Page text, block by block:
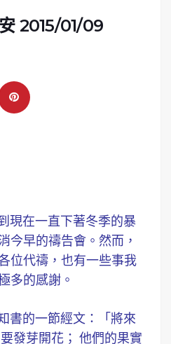
2015/01/09
現在一直下著冬季的暴
今早的禱告會。然而，
位代禱，也有一些事我
多的感謝。
書的一節經文：「將來
發芽開花； 他們的果實